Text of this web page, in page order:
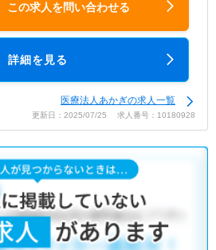
この求人を問い合わせる
詳細を見る
医療法人あかぎの求人一覧
更新日：2025/07/25 求人番号：10180928